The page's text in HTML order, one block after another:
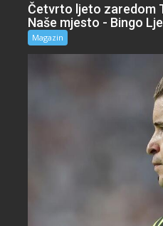
Četvrto ljeto zaredom
Naše mjesto - Bingo
Magazin